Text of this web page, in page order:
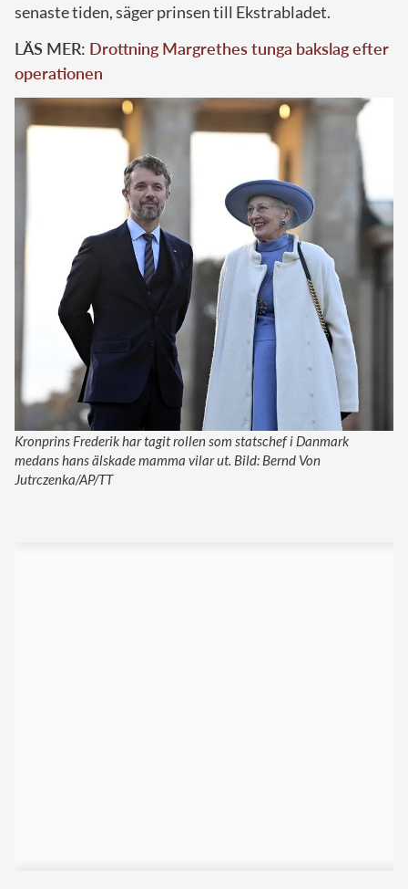
senaste tiden, säger prinsen till Ekstrabladet.
LÄS MER: Drottning Margrethes tunga bakslag efter
operationen
Kronprins Frederik har tagit rollen som statschef i Danmark
medans hans älskade mamma vilar ut. Bild: Bernd Von
Jutrczenka/AP/TT